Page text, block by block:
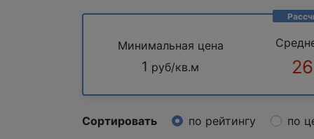
Минимальная цена
1 руб/кв.м
Сортировать по рейтингу по